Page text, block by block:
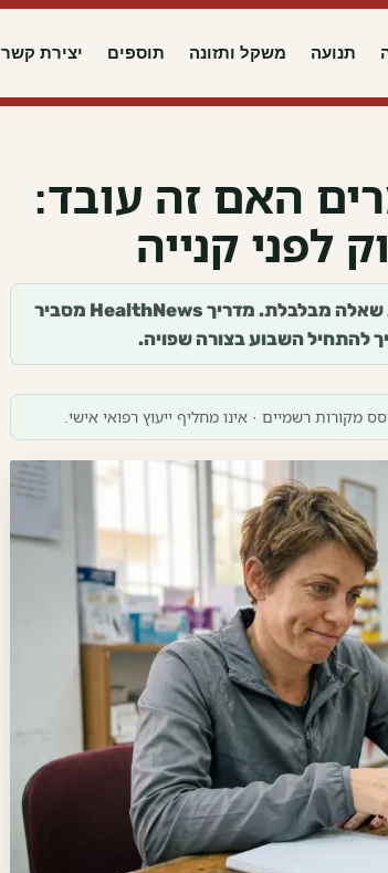
תנועה משקל ותזונה תוספים יצירת קשר
תוספים לחילוף חומרים האם זה עובד יכולה להיות שאלה מבלבלת. מדריך HealthNews מסביר
להתחיל השבוע בצורה שפויה.
האם זה עובד:
לפני קנייה